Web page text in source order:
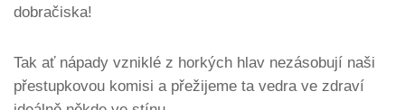
dobračiska!
Tak ať nápady vzniklé z horkých hlav nezásobují naši
přestupkovou komisi a přežijeme ta vedra ve zdraví